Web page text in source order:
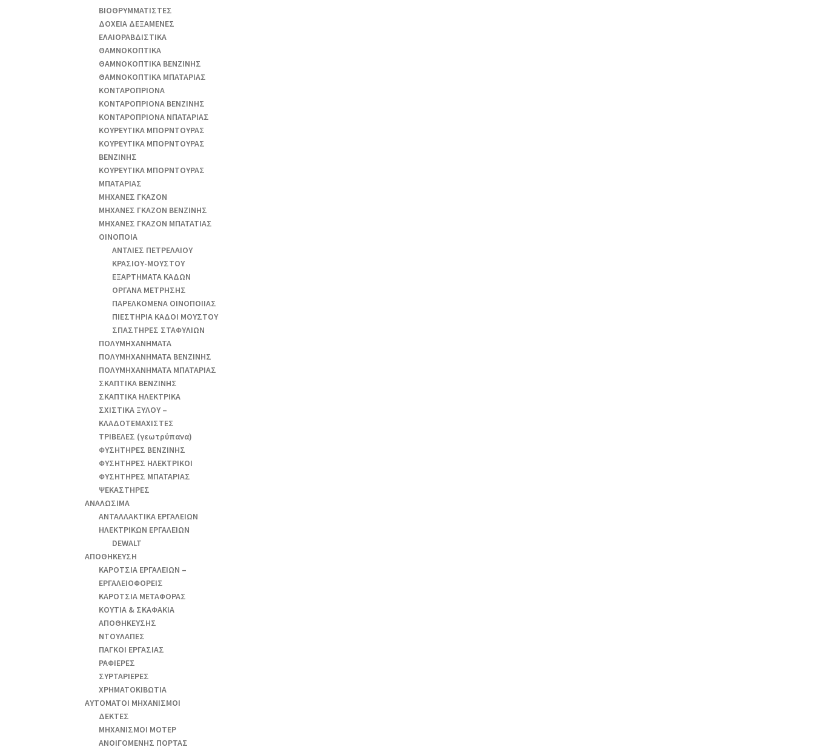
ΒΙΟΘΡΥΜΜΑΤΙΣΤΕΣ
ΔΟΧΕΙΑ ΔΕΞΑΜΕΝΕΣ
ΕΛΑΙΟΡΑΒΔΙΣΤΙΚΑ
ΘAΜΝΟΚΟΠΤΙΚΑ
ΘAΜΝΟΚΟΠΤΙΚΑ ΒΕΝΖΙΝΗΣ
ΘAΜΝΟΚΟΠΤΙΚΑ ΜΠΑΤΑΡΙΑΣ
ΚΟΝΤΑΡΟΠΡΙΟΝΑ
ΚΟΝΤΑΡΟΠΡΙΟΝΑ ΒΕΝΖΙΝΗΣ
ΚΟΝΤΑΡΟΠΡΙΟΝΑ ΝΠΑΤΑΡΙΑΣ
ΚΟΥΡΕΥΤΙΚΑ ΜΠΟΡΝΤΟΥΡΑΣ
ΚΟΥΡΕΥΤΙΚΑ ΜΠΟΡΝΤΟΥΡΑΣ
ΒΕΝΖΙΝΗΣ
ΚΟΥΡΕΥΤΙΚΑ ΜΠΟΡΝΤΟΥΡΑΣ
ΜΠΑΤΑΡΙΑΣ
ΜΗΧΑΝΕΣ ΓΚΑΖΟΝ
ΜΗΧΑΝΕΣ ΓΚΑΖΟΝ ΒΕΝΖΙΝΗΣ
ΜΗΧΑΝΕΣ ΓΚΑΖΟΝ ΜΠΑΤΑΤΙΑΣ
ΟΙΝΟΠΟΙΑ
ΑΝΤΛΙΕΣ ΠΕΤΡΕΛΑΙΟΥ
ΚΡΑΣΙΟΥ-ΜΟΥΣΤΟΥ
ΕΞΑΡΤΗΜΑΤΑ ΚΑΔΩΝ
ΟΡΓΑΝΑ ΜΕΤΡΗΣΗΣ
ΠΑΡΕΛΚΟΜΕΝΑ ΟΙΝΟΠΟΙΙΑΣ
ΠΙΕΣΤΗΡΙΑ ΚΑΔΟΙ ΜΟΥΣΤΟΥ
ΣΠΑΣΤΗΡΕΣ ΣΤΑΦΥΛΙΩΝ
ΠΟΛΥΜΗΧΑΝΗΜΑΤΑ
ΠΟΛΥΜΗΧΑΝΗΜΑΤΑ ΒΕΝΖΙΝΗΣ
ΠΟΛΥΜΗΧΑΝΗΜΑΤΑ ΜΠΑΤΑΡΙΑΣ
ΣΚΑΠΤΙΚΑ ΒΕΝΖΙΝΗΣ
ΣΚΑΠΤΙΚΑ ΗΛΕΚΤΡΙΚΑ
ΣΧΙΣΤΙΚΑ ΞΥΛΟΥ –
ΚΛΑΔΟΤΕΜΑΧΙΣΤΕΣ
ΤΡΙΒΕΛΕΣ (γεωτρύπανα)
ΦΥΣΗΤΗΡΕΣ ΒΕΝΖΙΝΗΣ
ΦΥΣΗΤΗΡΕΣ ΗΛΕΚΤΡΙΚΟΙ
ΦΥΣΗΤΗΡΕΣ ΜΠΑΤΑΡΙΑΣ
ΨΕΚΑΣΤΗΡΕΣ
ΑΝΑΛΩΣΙΜΑ
ΑΝΤΑΛΛΑΚΤΙΚΑ ΕΡΓΑΛΕΙΩΝ
ΗΛΕΚΤΡΙΚΩΝ ΕΡΓΑΛΕΙΩΝ
DEWALT
ΑΠΟΘΗΚΕΥΣΗ
ΚΑΡΟΤΣΙΑ ΕΡΓΑΛΕΙΩΝ –
ΕΡΓΑΛΕΙΟΦΟΡΕΙΣ
ΚΑΡΟΤΣΙΑ ΜΕΤΑΦΟΡΑΣ
ΚΟΥΤΙΑ & ΣΚΑΦΑΚΙΑ
ΑΠΟΘΗΚΕΥΣΗΣ
ΝΤΟΥΛΑΠΕΣ
ΠΑΓΚΟΙ ΕΡΓΑΣΙΑΣ
ΡΑΦΙΕΡΕΣ
ΣΥΡΤΑΡΙΕΡΕΣ
ΧΡΗΜΑΤΟΚΙΒΩΤΙΑ
ΑΥΤΟΜΑΤΟΙ ΜΗΧΑΝΙΣΜΟΙ
ΔΕΚΤΕΣ
ΜΗΧΑΝΙΣΜΟΙ ΜΟΤΕΡ
ΑΝΟΙΓΟΜΕΝΗΣ ΠΟΡΤΑΣ